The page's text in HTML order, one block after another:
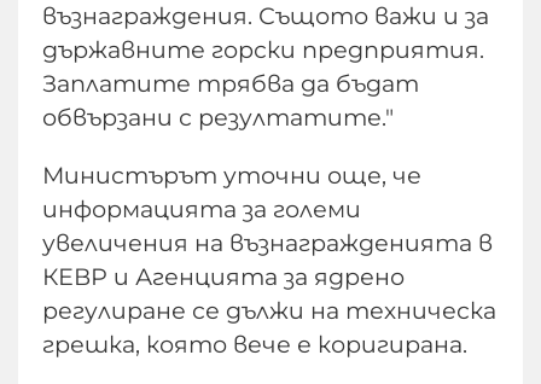
възнаграждения. Същото важи и за
държавните горски предприятия.
Заплатите трябва да бъдат
обвързани с резултатите."
Министърът уточни още, че
информацията за големи
увеличения на възнагражденията в
КЕВР и Агенцията за ядрено
регулиране се дължи на техническа
грешка, която вече е коригирана.